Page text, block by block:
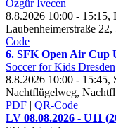
Özgür Ivecen
8.8.2026 10:00 - 15:15,
Laubenheimerstraße
Code
6. SFK Open Air Cup
Soccer for Kids Dresden
8.8.2026 10:00 - 15:45,
Nachtflügelweg,
PDF | QR-Code
LV 08.08.2026 - U11 (